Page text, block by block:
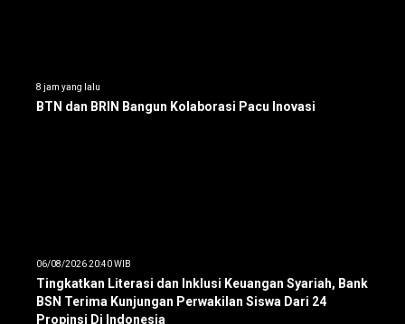
8 jam yang lalu
BTN dan BRIN Bangun Kolaborasi Pacu Inovasi
06/08/2026 20:40 WIB
Tingkatkan Literasi dan Inklusi Keuangan Syariah, Bank
BSN Terima Kunjungan Perwakilan Siswa Dari 24
Propinsi Di Indonesia